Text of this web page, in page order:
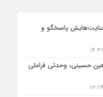
جنایت‌هایش پاسخگو و
حسینی، وحدتی فراملی